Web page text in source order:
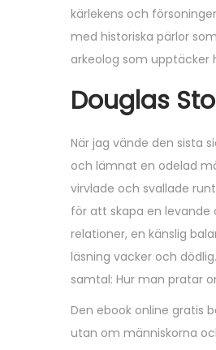
kärlekens och
med historiska pärlor
arkeolog som
Douglas
När jag vände den sista
och lämnat en odelad
virvlade och svallade
för att skapa en levande
relationer, en känslig
läsning vacker och
samtal: Hur man pratar
Den ebook online gratis
utan om människorna